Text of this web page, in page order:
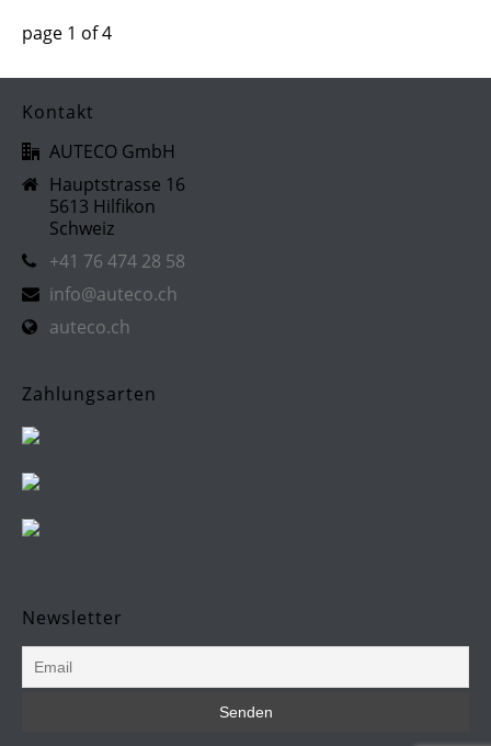
page 1 of4
Kontakt
AUTECO GmbH
Hauptstrasse 16
5613 Hilfikon
Schweiz
+41 76 474 28 58
info@auteco.ch
auteco.ch
Zahlungsarten
Newsletter